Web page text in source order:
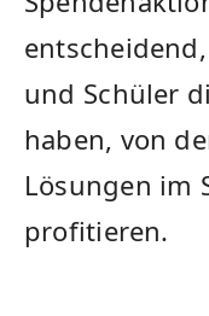
und⁤ Schüler
haben, von
Lösungen im​
profitieren.